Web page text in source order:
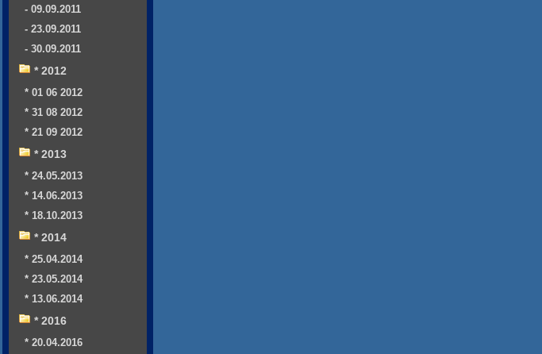
- 09.09.2011
- 23.09.2011
- 30.09.2011
* 2012
* 01 06 2012
* 31 08 2012
* 21 09 2012
* 2013
* 24.05.2013
* 14.06.2013
* 18.10.2013
* 2014
* 25.04.2014
* 23.05.2014
* 13.06.2014
* 2016
* 20.04.2016